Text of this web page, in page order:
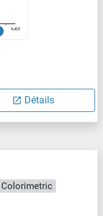
Détails
Colorimetric